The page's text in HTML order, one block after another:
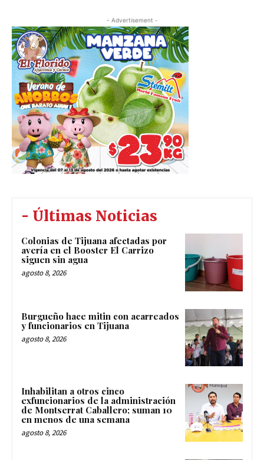
- Advertisement -
- Últimas Noticias
Colonias de Tijuana afectadas por
avería en el Booster El Carrizo
siguen sin agua
agosto 8, 2026
Burgueño hace mitin con acarreados
y funcionarios en Tijuana
agosto 8, 2026
Inhabilitan a otros cinco
exfuncionarios de la administración
de Montserrat Caballero; suman 10
en menos de una semana
agosto 8, 2026